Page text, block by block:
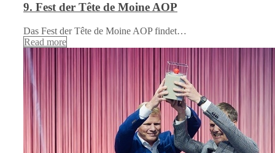
9. Fest der Tête de Moine AOP
Das Fest der Tête de Moine AOP findet…
Read more